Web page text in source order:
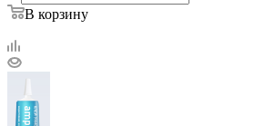
В корзину